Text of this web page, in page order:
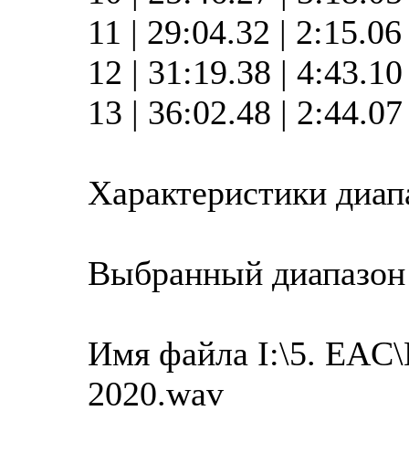
11 | 29:04.32 |
12 | 31:19.38 |
13 | 36:02.48 |
Характеристики
Выбранный диапазон
Имя файла I:\5.
2020.wav